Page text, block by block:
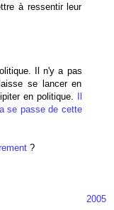
à ressentir leur
Il n'y a pas
se lancer en
en politique.
se passe de cette
?
2005